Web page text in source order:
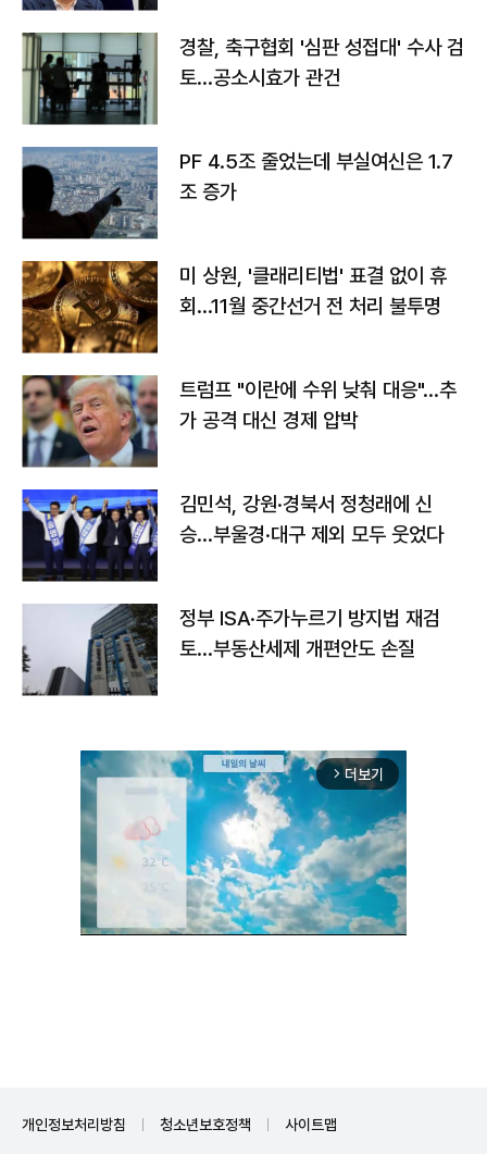
경찰, 축구협회 '심판 성접대' 수사 검
토…공소시효가 관건
PF 4.5조 줄었는데 부실여신은 1.7
조 증가
미 상원, '클래리티법' 표결 없이 휴
회…11월 중간선거 전 처리 불투명
트럼프 "이란에 수위 낮춰 대응"…추
가 공격 대신 경제 압박
김민석, 강원·경북서 정청래에 신
승…부울경·대구 제외 모두 웃었다
정부 ISA·주가누르기 방지법 재검
토…부동산세제 개편안도 손질
arrow_forward_ios 더보기
개인정보처리방침 청소년보호정책 사이트맵